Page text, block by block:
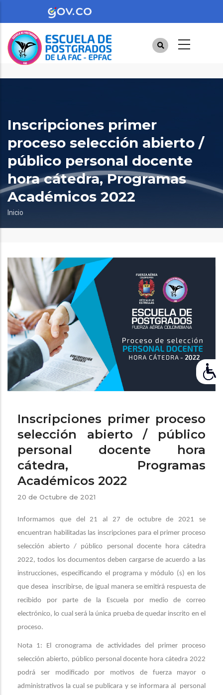
contenido
principal
Inscripciones primer
proceso selección abierto /
público personal docente
hora cátedra, Programas
Académicos 2022
Sobrescribir
enlaces
ayuda
a
la
navegación
Inicio
Inscripciones primer proceso
selección abierto / público
personal docente hora
cátedra, Programas
Académicos 2022
20 de Octubre de 2021
Informamos que del 21 al 27 de octubre de 2021 se
encuentran habilitadas las inscripciones para el primer proceso
selección abierto / público personal docente hora cátedra
2022, todos los documentos deben cargarse de acuerdo a las
instrucciones, especificando el programa y módulo (s) en los
que desea inscribirse, de igual manera se emitirá respuesta de
recibido por parte de la Escuela por medio de correo
electrónico, lo cual será la única prueba de quedar inscrito en el
proceso.
Nota 1: El cronograma de actividades del primer proceso
selección abierto, público personal docente hora cátedra 2022
podrá ser modificado por motivos de fuerza mayor o
administrativos la cual se publicara y se informara al personal